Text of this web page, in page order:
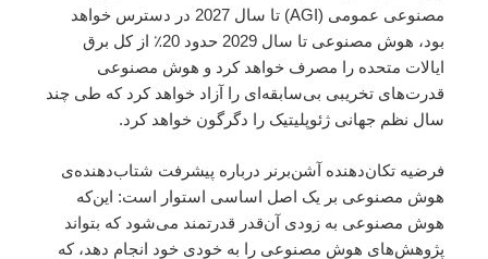
مصنوعی عمومی (AGI) تا سال 2027 در دسترس خواهد
بود، هوش مصنوعی تا سال 2029 حدود 20٪ از کل برق
ایالات متحده را مصرف خواهد کرد و هوش مصنوعی
قدرت‌های تخریبی بی‌سابقه‌ای را آزاد خواهد کرد که طی چند
سال نظم جهانی ژئوپلیتیک را دگرگون خواهد کرد.
فرضیه تکان‌دهنده آشن‌برنر درباره پیشرفت شتاب‌دهنده‌ی
هوش مصنوعی بر یک اصل اساسی استوار است: این‌که
هوش مصنوعی به زودی آن‌قدر قدرتمند می‌شود که بتواند
پژوهش‌های هوش مصنوعی را به خودی خود انجام دهد، که